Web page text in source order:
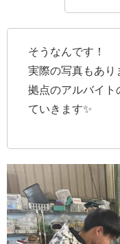
そうなんです！
実際の写真もあり
拠点のアルバイト
ていきます✨